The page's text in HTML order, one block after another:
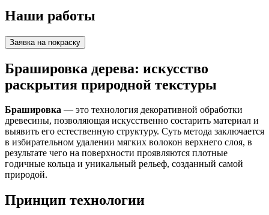
Наши работы
Заявка на покраску
Брашировка дерева: искусство
раскрытия природной текстуры
Брашировка — это технология декоративной обработки
древесины, позволяющая искусственно состарить материал и
выявить его естественную структуру. Суть метода заключается
в избирательном удалении мягких волокон верхнего слоя, в
результате чего на поверхности проявляются плотные
годичные кольца и уникальный рельеф, созданный самой
природой.
Принцип технологии